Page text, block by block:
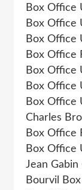
Box Office
Box Office
Box Office
Box Office
Box Office
Box Office
Box Office
Charles
Box Office
Box Office
Jean Gabin
Bourvil